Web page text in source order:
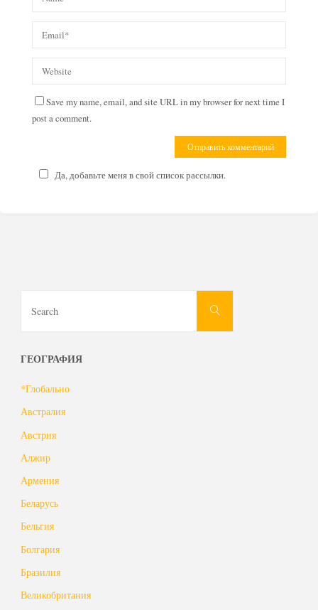
Save my name, email, and site URL in my browser for next time I
post a comment.
Да, добавьте меня в свой список рассылки.
Search
ГЕОГРАФИЯ
*Глобально
Австралия
Австрия
Алжир
Армения
Беларусь
Бельгия
Болгария
Бразилия
Великобритания